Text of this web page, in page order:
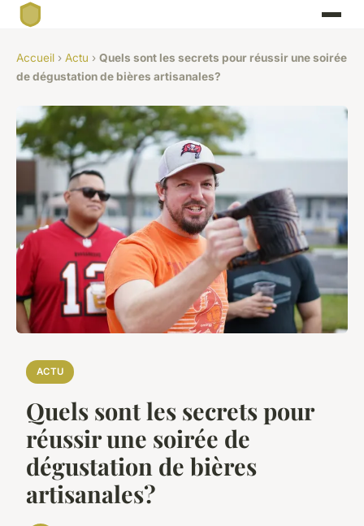
Accueil › Actu › Quels sont les secrets pour réussir une soirée
de dégustation de bières artisanales?
ACTU
Quels sont les secrets pour
réussir une soirée de
dégustation de bières
artisanales?